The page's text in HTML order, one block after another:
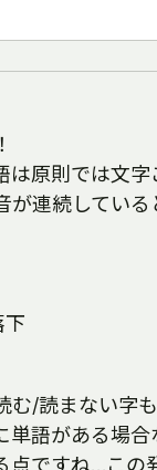
は原則では文
が連続してい
下
む/読まない字
単語がある場
点ですね…この